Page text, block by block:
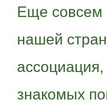
Еще совсем
нашей
знакомых